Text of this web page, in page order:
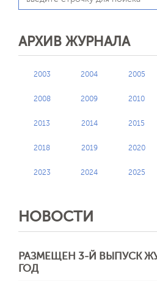
АРХИВ ЖУРНАЛА
2003 2004 2005
2008 2009 2010
2013 2014 2015
2018 2019 2020
2023 2024 2025
НОВОСТИ
РАЗМЕЩЕН 3-Й ВЫПУСК
ГОД